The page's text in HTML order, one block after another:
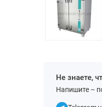
Не знаете,
Напишите –